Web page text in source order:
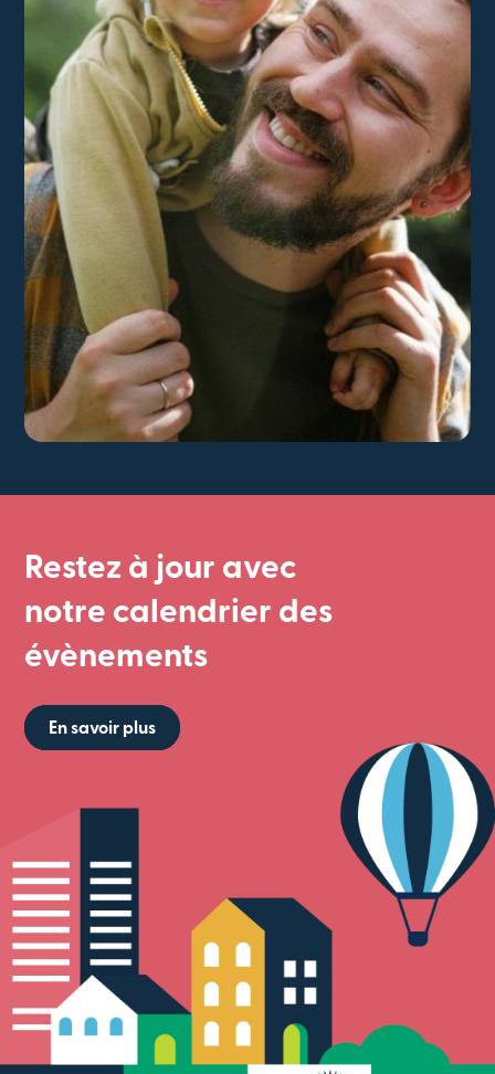
Restez à jour avec
notre calendrier des
évènements
En savoir plus